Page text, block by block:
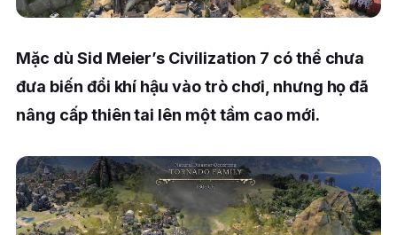
Mặc dù Sid Meier’s Civilization 7 có thể chưa
đưa biến đổi khí hậu vào trò chơi, nhưng họ đã
nâng cấp thiên tai lên một tầm cao mới.